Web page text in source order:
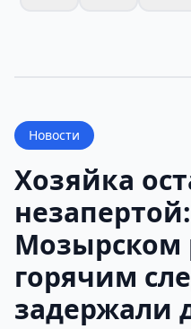
Новости
Хозяйка
Мозырском
горячим
задержали